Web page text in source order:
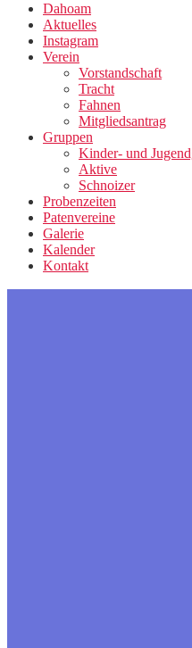
Dahoam
Aktuelles
Instagram
Verein
Vorstandschaft
Tracht
Fahnen
Mitgliedsantrag
Gruppen
Kinder- und
Aktive
Schnoizer
Probenzeiten
Patenvereine
Galerie
Kalender
Kontakt